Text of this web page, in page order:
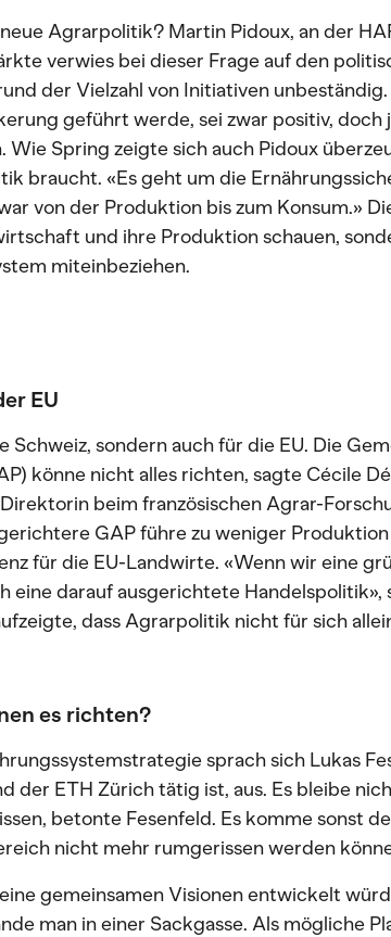
Agrarpolitik? Martin Pidoux, an der
verwies bei dieser Frage auf den
der Vielzahl von Initiativen unbeständig.
geführt werde, sei zwar positiv, doch
Wie Spring zeigte sich auch Pidoux
braucht. «Es geht um die
von der Produktion bis zum Konsum.»
und ihre Produktion schauen,
miteinbeziehen.
EU
Schweiz, sondern auch für die EU. Die
könne nicht alles richten, sagte Cécile
beim französischen Agrar-
GAP führe zu weniger
für die EU-Landwirte. «Wenn wir eine
eine darauf ausgerichtete Handelspolitik»,
dass Agrarpolitik nicht für sich
es richten?
sprach sich Lukas
der ETH Zürich tätig ist, aus. Es bleibe
betonte Fesenfeld. Es komme sonst
nicht mehr rumgerissen werden
gemeinsamen Visionen entwickelt
man in einer Sackgasse. Als mögliche